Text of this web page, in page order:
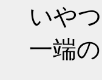
いや
一端